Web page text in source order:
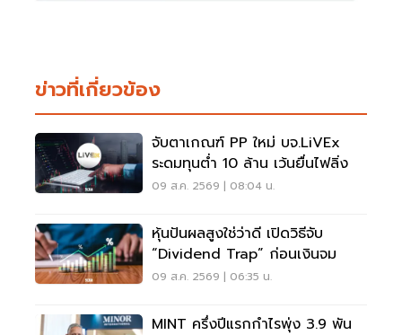
ข่าวที่เกี่ยวข้อง
จับตาเกณฑ์ PP ใหม่ บจ.LiVEx
ระดมทุนต่ำ 10 ล้าน เว้นยื่นไฟลิ่ง
09 ส.ค. 2569 | 08:04 น.
หุ้นปันผลสูงใช่ว่าดี เปิดวิธีจับ
“Dividend Trap” ก่อนเงินจม
09 ส.ค. 2569 | 06:35 น.
MINT ครึ่งปีแรกกำไรพุ่ง 3.9 พัน